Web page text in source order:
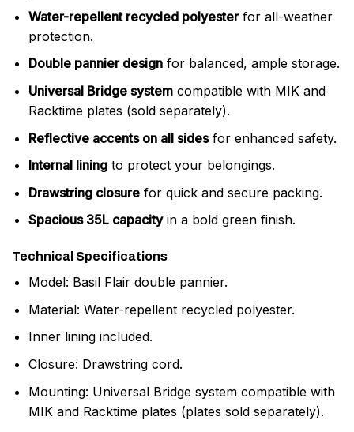
Water-repellent recycled polyesterfor all-weather
protection.
Double pannier designfor balanced, ample storage.
Universal Bridge systemcompatible with MIK and
Racktime plates (sold separately).
Reflective accents on all sidesfor enhanced safety.
Internal liningto protect your belongings.
Drawstring closurefor quick and secure packing.
Spacious 35L capacityin a bold green finish.
Technical Specifications
Model: Basil Flair double pannier.
Material: Water-repellent recycled polyester.
Inner lining included.
Closure: Drawstring cord.
Mounting: Universal Bridge system compatible with
MIK and Racktime plates (plates sold separately).